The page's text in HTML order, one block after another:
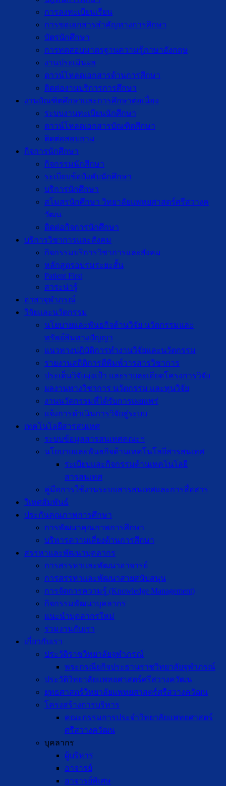
การลงทะเบียนเรียน
การขอเอกสารสำคัญทางการศึกษา
บัตรนักศึกษา
การทดสอบมาตรฐานความรู้ภาษาอังกฤษ
งานประเมินผล
ดาวน์โหลดเอกสารด้านการศึกษา
ติดต่องานบริการการศึกษา
งานบัณฑิตศึกษาเเละการศึกษาต่อเนื่อง
ระบบงานทะเบียนนักศึกษา
ดาวน์โหลดเอกสารบัณฑิตศึกษา
ติดต่อสอบถาม
กิจการนักศึกษา
กิจกรรมนักศึกษา
ระเบียบข้อบังคับนักศึกษา
บริการนักศึกษา
สโมสรนักศึกษา วิทยาลัยแพทยศาสตร์ศรีสวางค
วัฒน
ติดต่อกิจการนักศึกษา
บริการวิชาการและสังคม
กิจกรรมบริการวิชาการและสังคม
หลักสูตรอบรมระยะสั้น
Patient First
สาระน่ารู้
อาสาจุฬาภรณ์
วิจัยและนวัตกรรม
นโยบายและพันธกิจด้านวิจัย นวัตกรรมและ
ทรัพย์สินทางปัญญา
แนวทางปฏิบัติการทำงานวิจัยและนวัตกรรม
รายงานสถิติการตีพิมพ์วารสารวิชาการ
ประเด็นวิจัยมุ่งเป้า และรายละเอียดโครงการวิจัย
ผลงานทางวิชาการ นวัตกรรม และทุนวิจัย
งานนวัตกรรมที่ได้รับการเผยแพร่
แจ้งการดำเนินการวิจัยสู่ระบบ
เทคโนโลยีสารสนเทศ
ระบบข้อมูลสารสนเทศคณะฯ
นโยบายและพันธกิจด้านเทคโนโลยีสารสนเทศ
ระเบียบและกิจกรรมด้านเทคโนโลยี
สารสนเทศ
คู่มือการใช้งานระบบสารสนเทศและการสื่อสาร
วิเทศสัมพันธ์
ประกันคุณภาพการศึกษา
การพัฒนาคุณภาพการศึกษา
บริหารความเสี่ยงด้านการศึกษา
สรรหาและพัฒนาบุคลากร
การสรรหาและพัฒนาอาจารย์
การสรรหาและพัฒนาสายสนับสนุน
การจัดการความรู้ (Knowledge Management)
กิจกรรมพัฒนาบุคลากร
แนะนำบุคลากรใหม่
ร่วมงานกับเรา
เกี่ยวกับเรา
ประวัติราชวิทยาลัยจุฬาภรณ์
พระกรณียกิจประธานราชวิทยาลัยจุฬาภรณ์
ประวัติวิทยาลัยแพทยศาสตร์ศรีสวางควัฒน
ยุทธศาสตร์วิทยาลัยแพทยศาสตร์ศรีสวางควัฒน
โครงสร้างการบริหาร
คณะกรรมการประจำวิทยาลัยแพทยศาสตร์
ศรีสวางควัฒน
บุคลากร
ผู้บริหาร
อาจารย์
อาจารย์พิเศษ